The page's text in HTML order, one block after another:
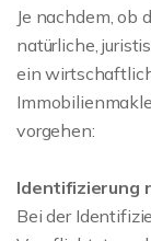
Je nachdem, ob
natürliche,
ein
vorgehen:
Identifizierung
Bei der